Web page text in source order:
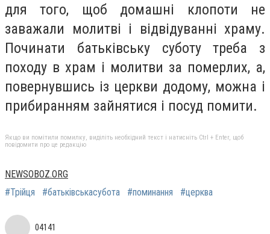
для того, щоб домашні клопоти не
заважали молитві і відвідуванні храму.
Починати батьківську суботу треба з
походу в храм і молитви за померлих, а,
повернувшись із церкви додому, можна і
прибиранням зайнятися і посуд помити.
Якщо ви помітили помилку, виділіть необхідний текст і натисніть Ctrl + Enter, щоб
повідомити про це редакцію
NEWSOBOZ.ORG
#Трійця
#батьківськасубота #поминання #церква
04141